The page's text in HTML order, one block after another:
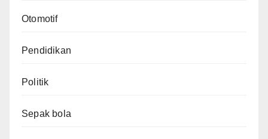
Otomotif
Pendidikan
Politik
Sepak bola